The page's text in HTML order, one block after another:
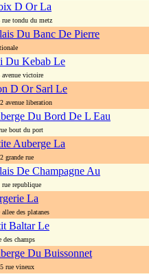
D Or La
tondu du metz
Du Banc De Pierre
Du Kebab Le
victoire
D Or Sarl Le
avenue liberation
Du Bord De L Eau
bout du port
Auberge La
grande rue
De Champagne Au
republique
La
des platanes
Baltar Le
des champs
Du Buissonnet
rue vineux